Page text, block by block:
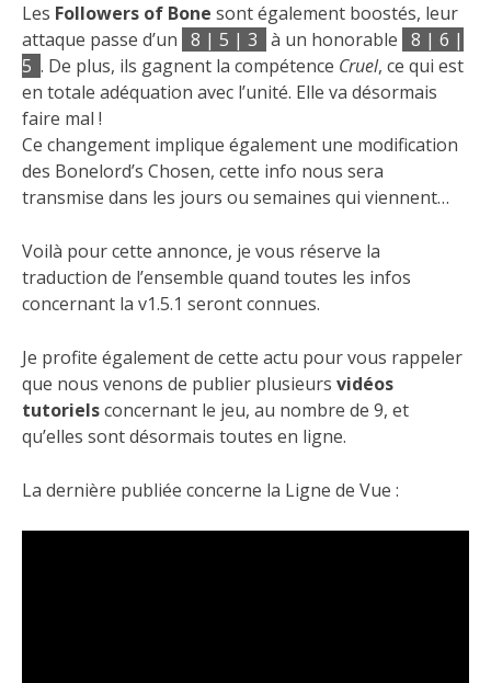
Les Followers of Bone sont également boostés, leur
attaque passe d’un 8 | 5 | 3 à un honorable 8 | 6 |
5 . De plus, ils gagnent la compétence Cruel, ce qui est
en totale adéquation avec l’unité. Elle va désormais
faire mal !
Ce changement implique également une modification
des Bonelord’s Chosen, cette info nous sera
transmise dans les jours ou semaines qui viennent…
Voilà pour cette annonce, je vous réserve la
traduction de l’ensemble quand toutes les infos
concernant la v1.5.1 seront connues.
Je profite également de cette actu pour vous rappeler
que nous venons de publier plusieurs vidéos
tutorielsconcernant le jeu, au nombre de 9, et
qu’elles sont désormais toutes en ligne.
La dernière publiée concerne la Ligne de Vue :